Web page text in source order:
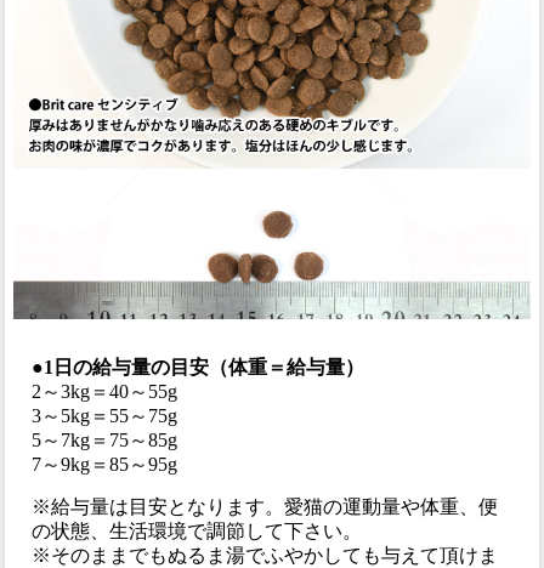
●1日の給与量の目安（体重＝給与量）
2～3kg＝40～55g
3～5kg＝55～75g
5～7kg＝75～85g
7～9kg＝85～95g
※給与量は目安となります。愛猫の運動量や体重、便
の状態、生活環境で調節して下さい。
※そのままでもぬるま湯でふやかしても与えて頂けま